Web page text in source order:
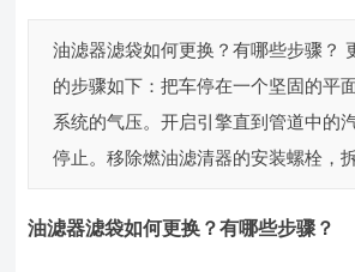
油滤器滤袋如何更换？有哪些步骤？
的步骤如下：把车停在一个坚固的平
系统的气压。开启引擎直到管道中的
停止。移除燃油滤清器的安装螺栓，
油滤器滤袋如何更换？有哪些步骤？